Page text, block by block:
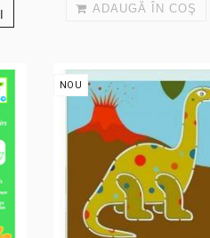
ADAUGĂ ÎN COŞ
NOU